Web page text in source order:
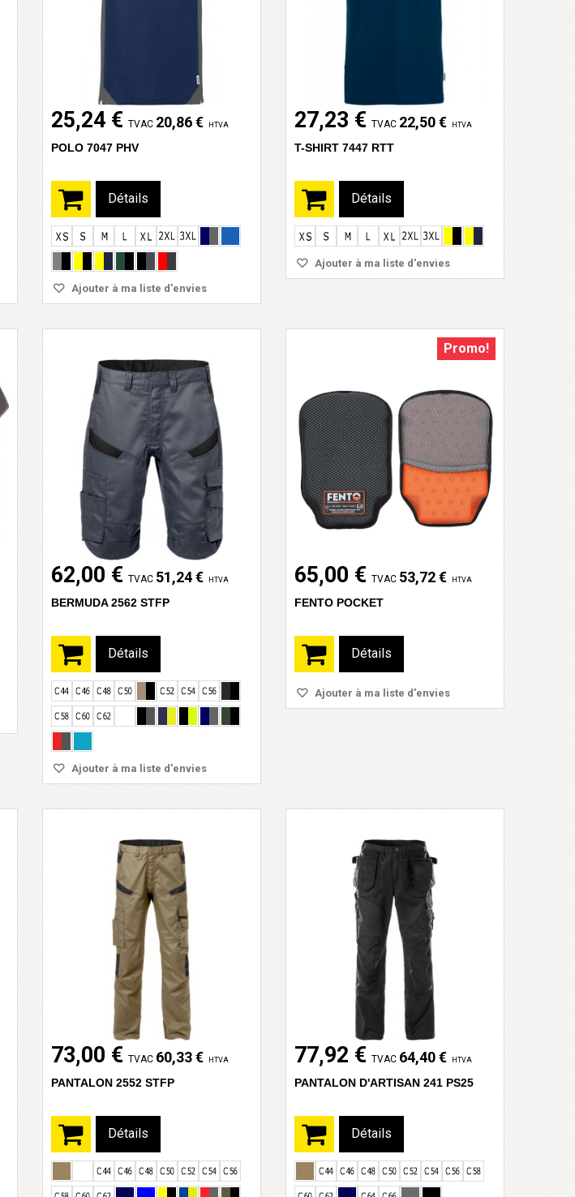
25,24 € TVAC 20,86 € HTVA
POLO 7047 PHV
Détails
Ajouter à ma liste d'envies
27,23 € TVAC 22,50 € HTVA
T-SHIRT 7447 RTT
Détails
Ajouter à ma liste d'envies
62,00 € TVAC 51,24 € HTVA
BERMUDA 2562 STFP
Détails
Ajouter à ma liste d'envies
Promo!
65,00 € TVAC 53,72 € HTVA
FENTO POCKET
Détails
Ajouter à ma liste d'envies
73,00 € TVAC 60,33 € HTVA
PANTALON 2552 STFP
Détails
77,92 € TVAC 64,40 € HTVA
PANTALON D'ARTISAN 241 PS25
Détails